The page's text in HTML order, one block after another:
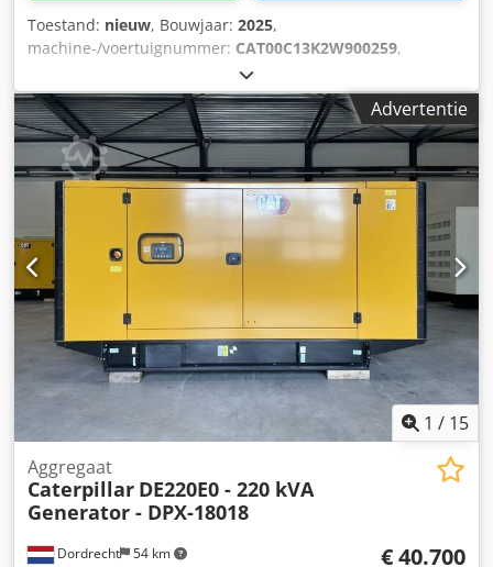
Toestand: nieuw, Bouwjaar: 2025,
machine-/voertuignummer: CAT00C13K2W900259,
, motorfabrikant:
Toepassing: Bouw Leeggewicht: 4.667 kg
Generatorvermogen: 400 kVA Afmetingen laadruimte: 493 x
162 x 222 cm CE-markering: ja Inhoud watertank: 800 l
Land van productie: CN Neem contact op met het DPX-
team voor meer informatie. = Extra opties en toebehoren =
- Accu - Bedieningspaneel - Stalen dak - Tank Dedpey T
Uwdjfx Acrekr
Advertentie
1 / 15
Dordrecht 54 km
Aggregaat
Caterpillar DE220E0 - 220 kVA
Generator - DPX-18018
€ 40.700